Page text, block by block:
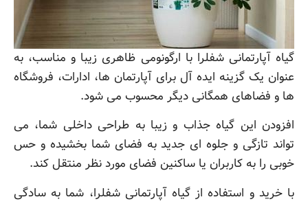
گیاه آپارتمانی شفلرا با ارگونومی ظاهری زیبا و مناسب، به
عنوان یک گزینه ایده آل برای آپارتمان ها، ادارات، فروشگاه
ها و فضاهای همگانی دیگر محسوب می شود.
افزودن این گیاه جذاب و زیبا به طراحی داخلی شما، می
تواند تازگی و جلوه ای جدید به فضای شما بخشیده و حس
خوبی را به کاربران یا ساکنین فضای مورد نظر منتقل کند.
با خرید و استفاده از گیاه آپارتمانی شفلرا، شما به سادگی